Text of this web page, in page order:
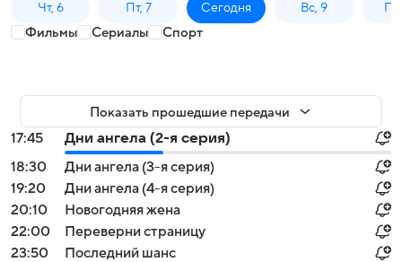
Чт, 6 Пт, 7 Сегодня Вс, 9
Фильмы Сериалы Спорт
Показать прошедшие передачи
17:45
Дни ангела (2-я серия)
18:30
Дни ангела (3-я серия)
19:20
Дни ангела (4-я серия)
20:10
Новогодняя жена
22:00
Переверни страницу
23:50
Последний шанс